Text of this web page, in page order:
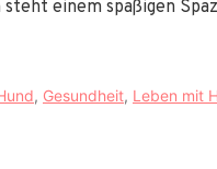
einem spaßigen
, Gesundheit, Leben mit